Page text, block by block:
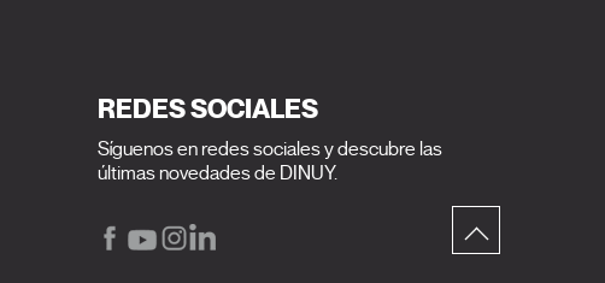
REDES SOCIALES
Síguenos en redes sociales y descubre las
últimas novedades de DINUY.